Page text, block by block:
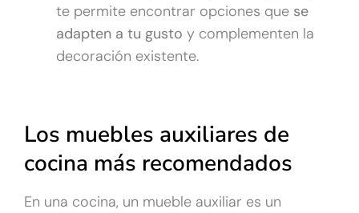
te permite encontrar opciones que se
adapten a tu gusto y complementen la
decoración existente.
Los muebles auxiliares de
cocina más recomendados
En una cocina, un mueble auxiliar es un